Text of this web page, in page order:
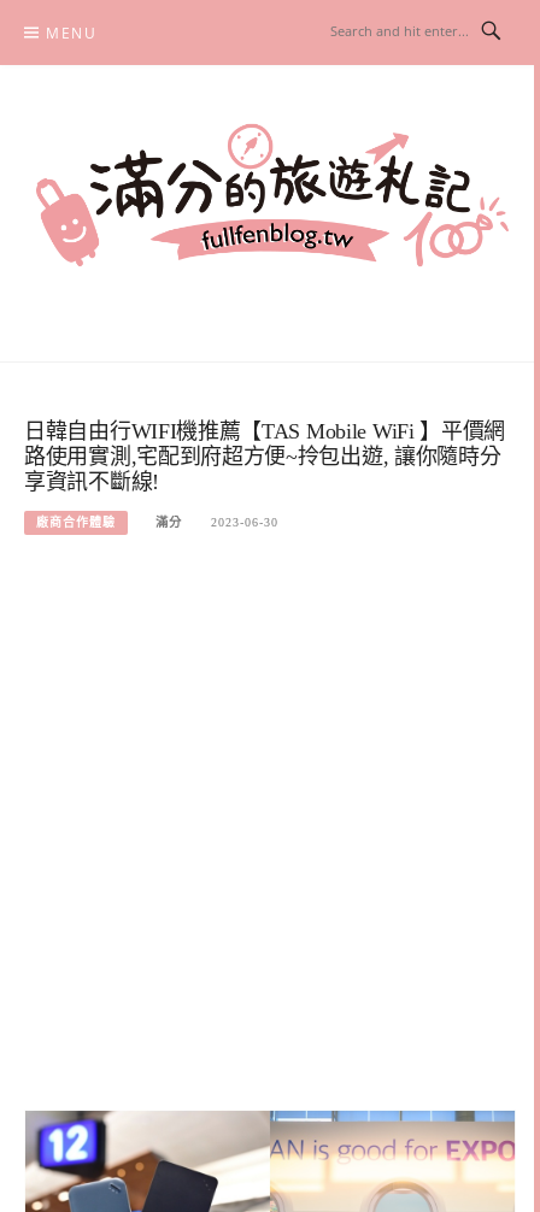
content
MENU
日韓自由行WIFI機推薦【TAS Mobile WiFi 】平價網
路使用實測,宅配到府超方便~拎包出遊, 讓你隨時分
享資訊不斷線!
廠商合作體驗 滿分 2023-06-30